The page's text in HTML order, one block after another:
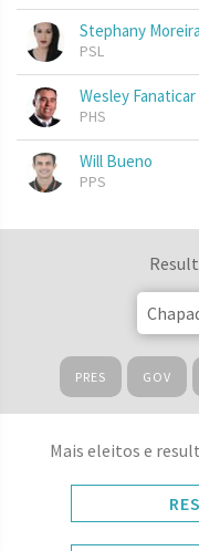
Stephany Moreira
PSL
Wesley Fanaticar
PHS
Will Bueno
PPS
PRES GOV
Mais eleitos e